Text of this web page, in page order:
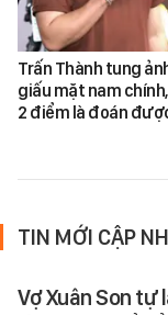
Trấn Thành tung
giấu mặt nam
2 điểm là đoán
TIN MỚI CẬP
Vợ Xuân Son tự